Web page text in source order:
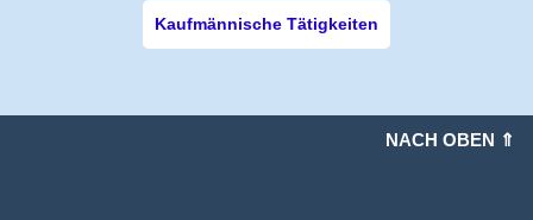
Kaufmännische Tätigkeiten
NACH OBEN ⇑